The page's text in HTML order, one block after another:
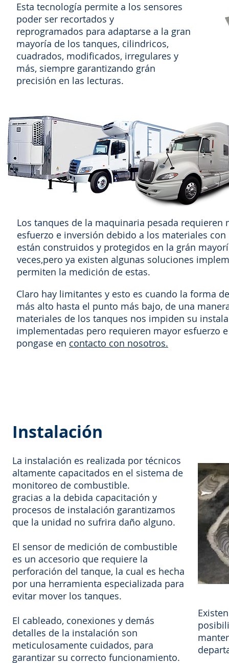
La instalación es realizada por técnicos
altamente capacitados en el sistema de
monitoreo de combustible.
gracias a la debida capacitación y
procesos de instalación garantizamos
que la unidad no sufrira daño alguno.
El sensor de medición de combustible
es un accesorio que requiere la
perforación del tanque, la cual es hecha
por una herramienta especializada para
evitar mover los tanques.
El cableado, conexiones y demás
detalles de la instalación son
meticulosamente cuidados, para
garantizar su correcto funcionamiento.
Instalación
Esta tecnología permite a los sensores
poder ser recortados y
reprogramados para adaptarse a la gran
mayoría de los tanques, cilindricos,
cuadrados, modificados, irregulares y
más, siempre garantizando grán
precisión en las lecturas.
Claro hay limitantes y esto es cuando la forma
más alto hasta el punto más bajo, de una
materiales de los tanques nos impiden su
implementadas pero requieren mayor esfuerzo
pongase en contacto con nosotros.
Los tanques de la maquinaria pesada requieren
esfuerzo e inversión debido a los materiales con
están construidos y protegidos en la grán
veces,pero ya existen algunas soluciones
permiten la medición de estas.